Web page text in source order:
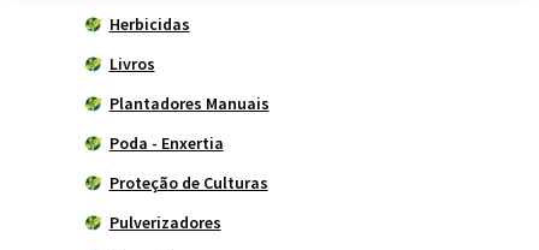
Herbicidas
Livros
Plantadores Manuais
Poda - Enxertia
Proteção de Culturas
Pulverizadores